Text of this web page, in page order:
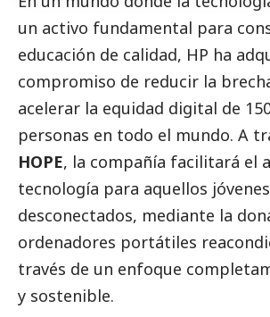
un activo fundamental para
educación de calidad, HP ha
compromiso de reducir la
acelerar la equidad digital de
personas en todo el mundo. A
HOPE, la compañía facilitará el
tecnología para aquellos
desconectados, mediante la
ordenadores portátiles
través de un enfoque
y sostenible.